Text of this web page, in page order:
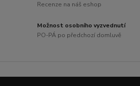
Recenze na náš eshop
Možnost osobního vyzvednutí
PO-PÁ po předchozí domluvě